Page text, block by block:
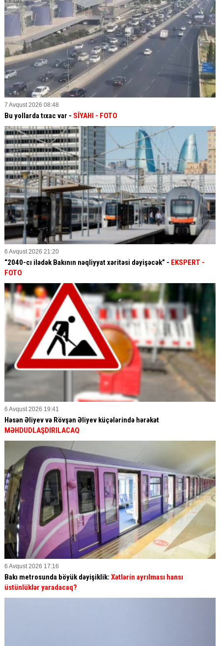
7 Avqust 2026 08:48
Bu yollarda tıxac var - SİYAHI - FOTO
6 Avqust 2026 21:20
“2040-cı ilədək Bakının nəqliyyat xəritəsi dəyişəcək” - EKSPERT -
FOTO
6 Avqust 2026 19:41
Həsən Əliyev və Rövşən Əliyev küçələrində hərəkət
MƏHDUDLAŞDIRILACAQ
6 Avqust 2026 17:16
Bakı metrosunda böyük dəyişiklik: Xətlərin ayrılması hansı
üstünlüklər yaradacaq?